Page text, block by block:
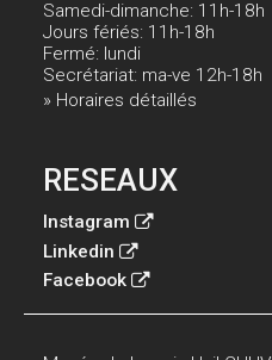
Samedi-dimanche: 11h-18h
Jours fériés: 11h-18h
Fermé: lundi
Secrétariat: ma-ve 12h-18h
» Horaires détaillés
RESEAUX
Instagram
Linkedin
Facebook